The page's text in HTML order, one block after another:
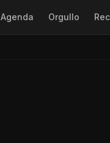
Agenda Orgullo